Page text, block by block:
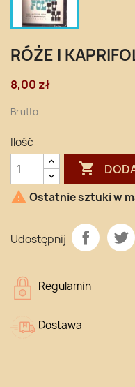
RÓŻE I
8,00 zł
Brutto
Ilość

 Ostatnie sztuki w
Udostępnij
Regulamin
Dostawa